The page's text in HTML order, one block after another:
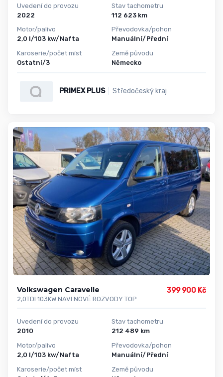
Uvedení do provozu
2022
Motor/palivo
2,0 l/103 kw/Nafta
Karoserie/počet míst
Ostatní/3
Stav tachometru
112 623 km
Převodovka/pohon
Manuální/Přední
Země původu
Německo
PRIMEX PLUS Středočeský kraj
Volkswagen Caravelle
2,0TDI 103KW NAVI NOVÉ ROZVODY TOP
399 900 Kč
Uvedení do provozu
2010
Motor/palivo
2,0 l/103 kw/Nafta
Karoserie/počet míst
Stav tachometru
212 489 km
Převodovka/pohon
Manuální/Přední
Země původu